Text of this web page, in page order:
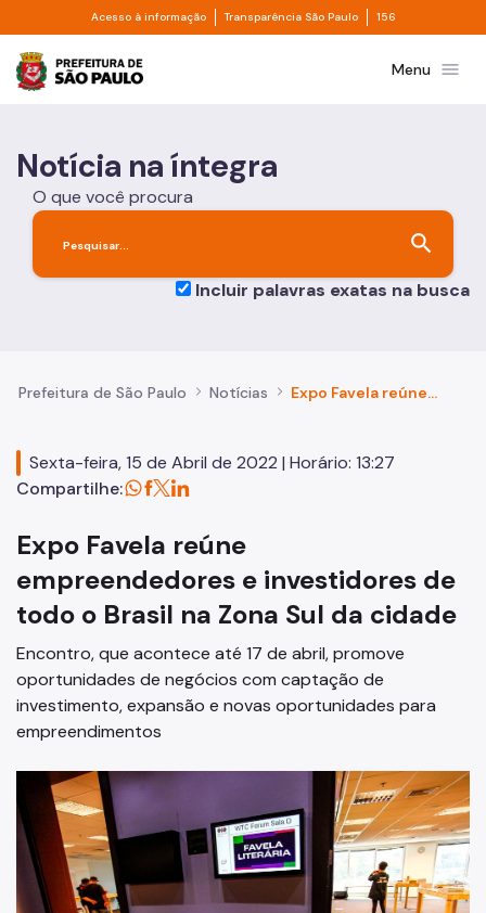
Pular para o Conteúdo principal
Acesso à informação Divisor de acesso à informação
Transparência São Paulo Divisor de
156
Prefeitura de São PauloMenu menu
Notícia na íntegra
O que você procura
search
Incluir palavras exatas na busca
Prefeitura de São Paulo Notícias Expo Favela reúne empreendedores e investidores de todo o Brasil na Zona Sul da cidade
Sexta-feira, 15 de Abril de 2022 | Horário: 13:27
Compartilhe:
Expo Favela reúne
empreendedores e investidores de
todo o Brasil na Zona Sul da cidade
Encontro, que acontece até 17 de abril, promove
oportunidades de negócios com captação de
investimento, expansão e novas oportunidades para
empreendimentos